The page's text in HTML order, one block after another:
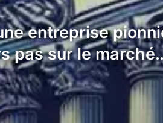
entreprise
pas sur le